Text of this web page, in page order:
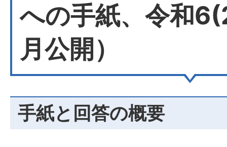
への手紙、令和
月公開）
手紙と回答の概要